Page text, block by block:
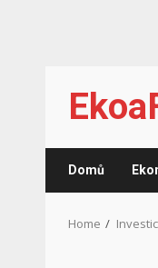
content
Domů
Home